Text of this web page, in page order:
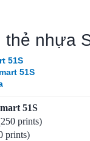
thẻ nhựa
51S
51S
51S
prints)
prints)